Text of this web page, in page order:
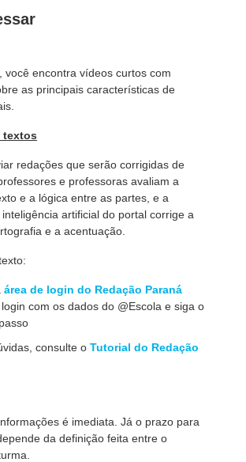
você encontra vídeos curtos com
as principais características de
textos
redações que serão corrigidas de
e professoras avaliam a
e a lógica entre as partes, e a
artificial do portal corrige a
e a acentuação.
área de login do Redação Paraná
com os dados do @Escola e siga o
consulte o Tutorial do Redação
é imediata. Já o prazo para
da definição feita entre o